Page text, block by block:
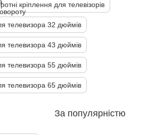
кріплення для телевізорів
телевизора 32 дюймів
телевизора 43 дюймів
телевизора 55 дюймів
телевизора 65 дюймів
За популярністю